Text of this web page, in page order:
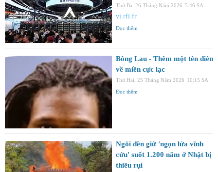
Thứ Ba, 26 Tháng Năm 2026 5:46 SA
vi.rfi.fr
Đọc thêm
Bông Lau - Thêm một tên điên
về miền cực lạc
Thứ Hai, 25 Tháng Năm 2026 10:15 SA
Đọc thêm
Ngôi đền giữ 'ngọn lửa vĩnh
cửu' suốt 1.200 năm ở Nhật bị
thiêu rụi